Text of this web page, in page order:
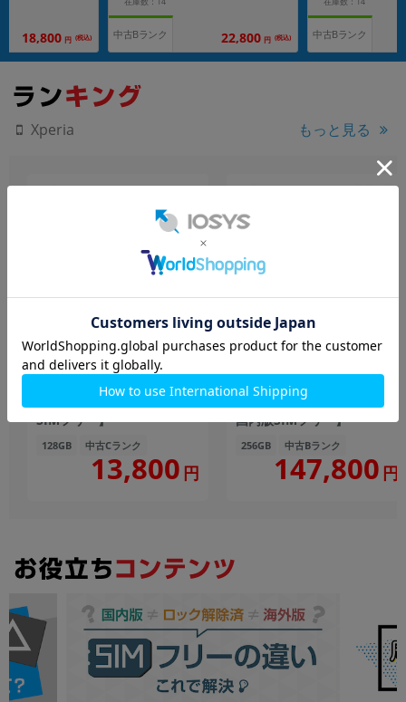
18,800 円 (税込) 中古Bランク 22,800 円 (税込) 中古Bランク
Xperia もっと見る
【ネットワーク利用制限
－】Xperia5 III SO-53B
Frosted Silver【docomo版
SIMフリー】
128GB 中古Cランク
13,800 円
キッドパープル
【RAM12GB/ROM256GB
国内版SIMフリー】
256GB 中古Bランク
147,800 円